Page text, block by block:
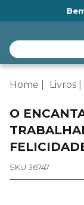
Home Livros
O
SKU 36747